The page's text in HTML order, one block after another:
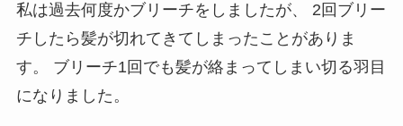
私は過去何度かブリーチをしましたが、
2回ブリー
チしたら髪が切れてきてしまったことがありま
す。
ブリーチ1回でも髪が絡まってしまい切る羽目
になりました。